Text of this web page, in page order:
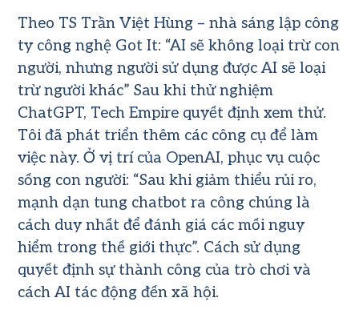
Theo TS Trần Việt Hùng – nhà sáng lập công
ty công nghệ Got It: “AI sẽ không loại trừ con
người, nhưng người sử dụng được AI sẽ loại
trừ người khác” Sau khi thử nghiệm
ChatGPT, Tech Empire quyết định xem thử.
Tôi đã phát triển thêm các công cụ để làm
việc này. Ở vị trí của OpenAI, phục vụ cuộc
sống con người: “Sau khi giảm thiểu rủi ro,
mạnh dạn tung chatbot ra công chúng là
cách duy nhất để đánh giá các mối nguy
hiểm trong thế giới thực”. Cách sử dụng
quyết định sự thành công của trò chơi và
cách AI tác động đến xã hội.